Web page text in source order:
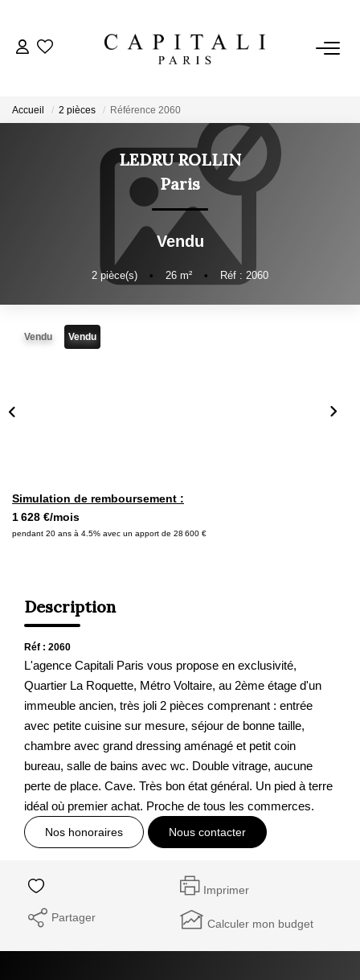
LOUER
ESTIMER
FAIRE GÉRER
NOTRE AGENCE
CONTACT
Accueil 2 pièces Référence 2060
LEDRU ROLLIN
Paris
Vendu
2 pièce(s) • 26 m² • Réf : 2060
Vendu Vendu
Simulation de remboursement :
1 628 €/mois
pendant 20 ans à 4.5% avec un apport de 28 600 €
Description
Réf : 2060
L'agence Capitali Paris vous propose en exclusivité,
Quartier La Roquette, Métro Voltaire, au 2ème étage d'un
immeuble ancien, très joli 2 pièces comprenant : entrée
avec petite cuisine sur mesure, séjour de bonne taille,
chambre avec grand dressing aménagé et petit coin
bureau, salle de bains avec wc. Double vitrage, aucune
perte de place. Cave. Très bon état général. Un pied à terre
idéal où premier achat. Proche de tous les commerces.
Nos honoraires Nous contacter
Imprimer
Partager Calculer mon budget